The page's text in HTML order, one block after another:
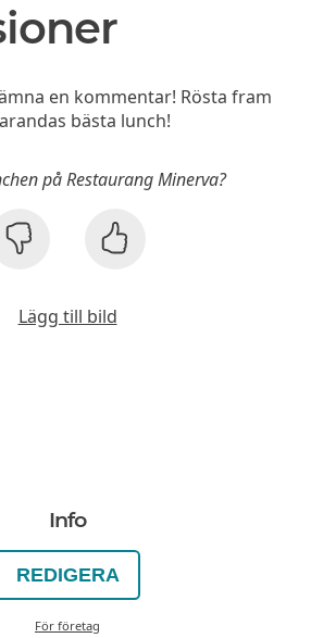
en kommentar! Rösta fram
bästa lunch!
på Restaurang Minerva?
Lägg till bild
Info
REDIGERA
För företag